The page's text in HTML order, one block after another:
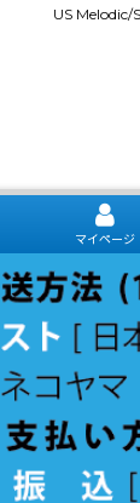
US
マイページ